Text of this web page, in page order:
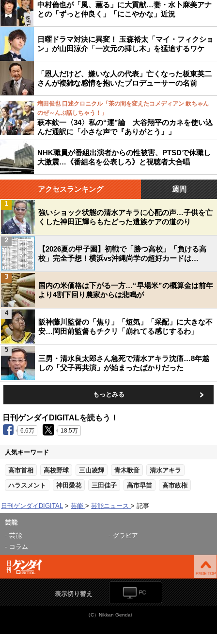
中村倫也が「風、薫る」に大貢献…妻・水卜麻美アナ
との「ずっと仲良く」「にこやかな」近況
日曜ドラマ対決に異変！ 玉森裕太「マイ・フィクショ
ン」が山田涼介「一次元の挿し木」を猛追するワケ
「恩人だけど、嫌いな人の代表」亡くなった板東英二
さんが複雑な感情を抱いたプロデューサーの名前
増田俊也 口述クロニクル「茶の間を変えたコメディアン 欽ちゃん
のぜ～んぶ話しちゃう！」
萩本欽一〈34〉私の“運”論 大谷翔平のカネを使い込
んだ通訳に「小さな声で『ありがとう』」
NHK職員が番組出演者からの性被害、PTSDで休職し
大激震…《番組名を公表しろ》と視聴者大合唱
アクセスランキング 週間
強いショック状態の清水アキラに心配の声…子供を亡
くした神田正輝らもたどった遺族ケアの道のり
1
【2026夏の甲子園】初戦で「勝つ高校」「負ける高
校」完全予想！横浜vs沖縄尚学の超好カードは…
2
国内の米価格は下がる一方…“早場米”の概算金は前年
より4割下回り農家からは悲鳴が
3
阪神藤川監督の「焦り」「短気」「采配」に大きな不
安…岡田前監督もチクリ「崩れてる感じするわ」
4
三男・清水良太郎さん急死で清水アキラ沈痛…8年越
しの「父子再共演」が始まったばかりだった
5
もっとみる
日刊ゲンダイDIGITALを読もう！
6.6万 18.5万
人気キーワード
高市首相 高校野球 三山凌輝 青木歌音 清水アキラ
ハラスメント 神田愛花 三田佳子 高市早苗 高市政権
日刊ゲンダイDIGITAL 芸能 芸能ニュース 記事
芸能
芸能
グラビア
コラム
表示切り替え
（C）Nikkan Gendai